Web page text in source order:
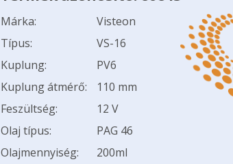
Márka:
Visteon
Típus:
VS-16
Kuplung:
PV6
Kuplung átmérő:
110 mm
Feszültség:
12 V
Olaj típus:
PAG 46
Olajmennyiség:
200ml